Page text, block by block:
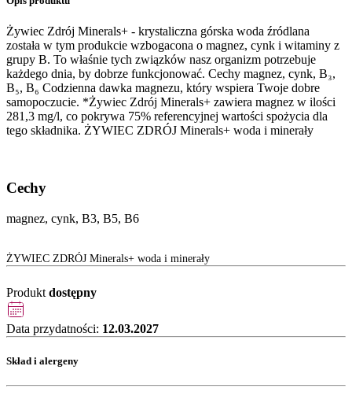
Żywiec Zdrój Minerals+ - krystaliczna górska woda źródlana
została w tym produkcie wzbogacona o magnez, cynk i witaminy z
grupy B. To właśnie tych związków nasz organizm potrzebuje
każdego dnia, by dobrze funkcjonować. Cechy magnez, cynk, B₃,
B₅, B₆ Codzienna dawka magnezu, który wspiera Twoje dobre
samopoczucie. *Żywiec Zdrój Minerals+ zawiera magnez w ilości
281,3 mg/l, co pokrywa 75% referencyjnej wartości spożycia dla
tego składnika. ŻYWIEC ZDRÓJ Minerals+ woda i minerały
Cechy
magnez, cynk, B3, B5, B6
ŻYWIEC ZDRÓJ Minerals+ woda i minerały
Produkt dostępny
Data przydatności: 12.03.2027
Skład i alergeny